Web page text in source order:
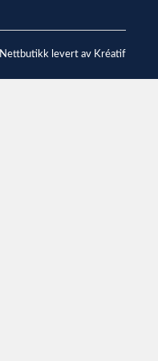
Nettbutikk levert av Kréatif